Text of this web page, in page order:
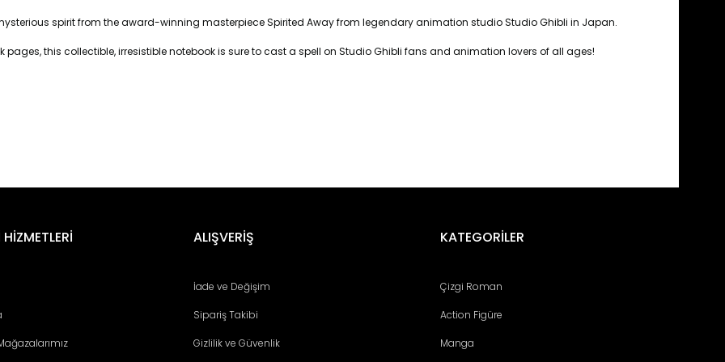
spirit from the award-winning masterpieceSpirited Awayfrom legendary animation studio Studio Ghibli in Japan.
this collectible, irresistible notebook is sure to cast a spell on Studio Ghibli fans and animation lovers of all ages!
Yorum YazALIŞVERİŞ
İade ve Değişim
Sipariş Takibi
Gizlilik ve Güvenlik
KATEGORİLER
Çizgi Roman
Action Figüre
Manga